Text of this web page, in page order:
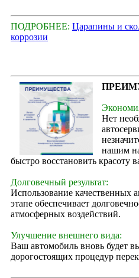
ПОДРОБНЕЕ: Царапины и
коррозии
Нет
нашим
быстро восстановить красоту
Долговечный результат:
Использование качественных
этапе обеспечивает
атмосферных воздействий.
Улучшение внешнего вида:
Ваш автомобиль вновь будет
дорогостоящих процедур